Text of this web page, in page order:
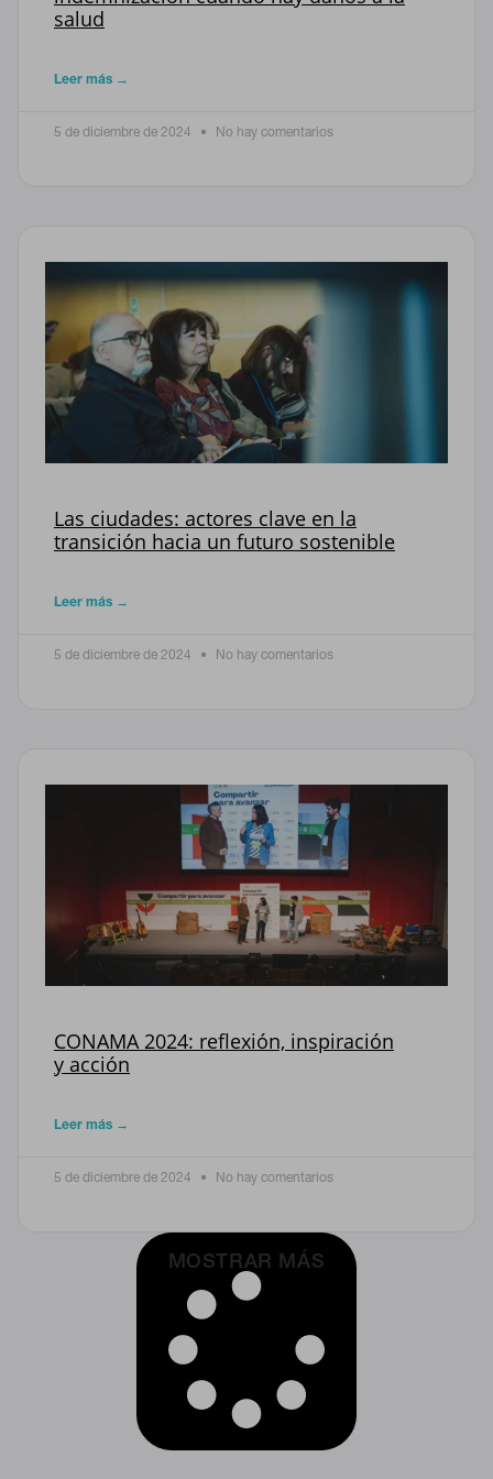
salud
Leer más →
5 de diciembre de 2024 No hay comentarios
Las ciudades: actores clave en la
transición hacia un futuro sostenible
Leer más →
5 de diciembre de 2024 No hay comentarios
CONAMA 2024: reflexión, inspiración
y acción
Leer más →
5 de diciembre de 2024 No hay comentarios
MOSTRAR MÁS